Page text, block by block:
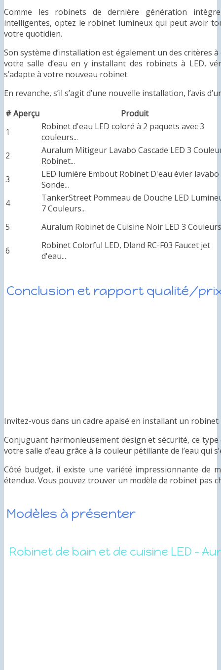
Comme les robinets de dernière génération
intelligentes, optez le robinet lumineux qui peut avoir
votre quotidien.
Son système d’installation est également un des critères
votre salle d’eau en y installant des robinets à LED,
s’adapte à votre nouveau robinet.
En revanche, s’il s’agit d’une nouvelle installation, l’avis
#Aperçu
Produit
1
Robinet d'eau LED coloré à 2 paquets avec 3
couleurs...
2
Auralum Mitigeur Lavabo Cascade LED 3
Robinet...
3
LED lumière Embout Robinet D'eau évier lavabo
Sonde...
4
TankerStreet Pommeau de Douche LED
7 Couleurs...
5
Auralum Robinet de Cuisine Noir LED 3
6
Robinet Colorful LED, Dland RC-F03 Faucet jet
d'eau...
Conclusion et rapport qualité/
Invitez-vous dans un cadre apaisé en installant un
Conjuguant harmonieusement design et sécurité, ce
votre salle d’eau grâce à la couleur pétillante de l’eau qui
Côté budget, il existe une variété impressionnante de
étendue. Vous pouvez trouver un modèle de robinet pas
Modèles à présenter
Robinet de bain et de cuisine LED –